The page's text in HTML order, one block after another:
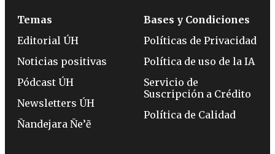
Temas
Editorial ÚH
Noticias positivas
Pódcast ÚH
Newsletters ÚH
Ñandejara Ñe’ẽ
Bases y Condiciones
Políticas de Privacidad
Política de uso de la IA
Servicio de
Suscripción a Crédito
Política de Calidad